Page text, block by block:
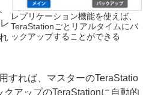
レプリケーション機能を使えば、
TeraStationごとリアルタイムにバ
ックアップすることができる
すれば、マスターのTeraStatio
アップのTeraStationに自動的